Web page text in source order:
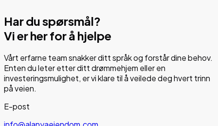
Har du spørsmål?
Vi er her for å hjelpe
Vårt erfarne team snakker ditt språk og forstår dine behov.
Enten du leter etter ditt drømmehjem eller en
investeringsmulighet, er vi klare til å veilede deg hvert trinn
på veien.
E-post